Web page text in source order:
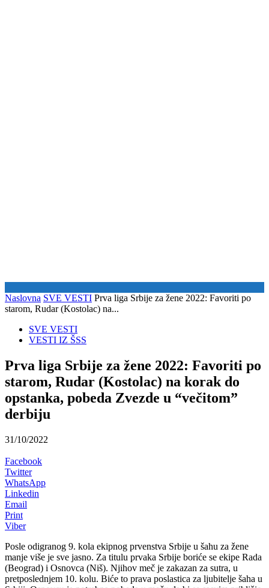
Naslovna SVE VESTI Prva liga Srbije za žene 2022: Favoriti po
starom, Rudar (Kostolac) na...
SVE VESTI
VESTI IZ ŠSS
Prva liga Srbije za žene 2022: Favoriti po
starom, Rudar (Kostolac) na korak do
opstanka, pobeda Zvezde u “večitom”
derbiju
31/10/2022
Facebook
Twitter
WhatsApp
Linkedin
Email
Print
Viber
Posle odigranog 9. kola ekipnog prvenstva Srbije u šahu za žene
manje više je sve jasno. Za titulu prvaka Srbije boriće se ekipe Rada
(Beograd) i Osnovca (Niš). Njihov meč je zakazan za sutra, u
pretposlednjem 10. kolu. Biće to prava poslastica za ljubitelje šaha u